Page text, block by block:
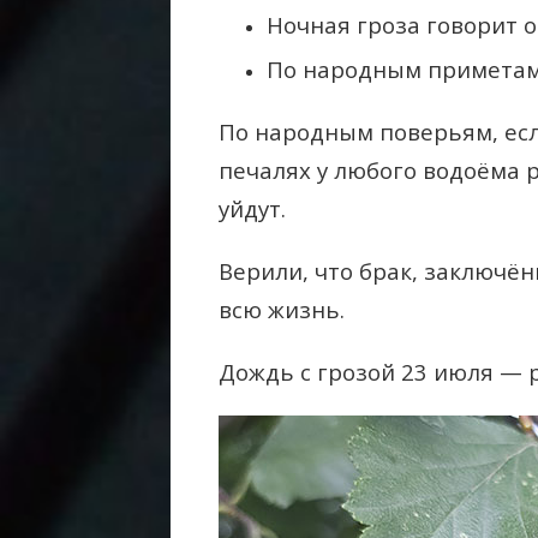
Ночная гроза говорит
По народным
По народным поверьям,
печалях у любого водоёма
уйдут.
Верили, что брак,
всю жизнь.
Дождь с грозой 23 июля —